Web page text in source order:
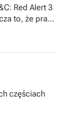
Red Alert 3
to, że prace
częściach